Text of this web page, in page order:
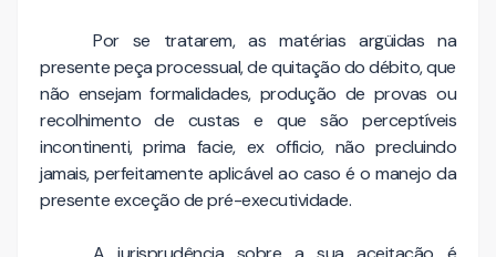
Por se tratarem, as matérias argüidas na
presente peça processual, de quitação do débito, que
não ensejam formalidades, produção de provas ou
recolhimento de custas e que são perceptíveis
incontinenti, prima facie, ex officio, não precluindo
jamais, perfeitamente aplicável ao caso é o manejo da
presente exceção de pré-executividade.